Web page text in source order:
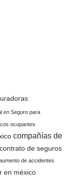
en Seguro para
ocupantes
compañías de
contrato de seguros
de accidentes
en méxico